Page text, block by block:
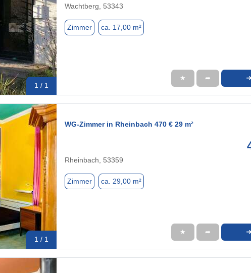
1 / 1
Wachtberg, 53343
Zimmer ca. 17,00 m²
★ ➦ ➜
1 / 1
WG-Zimmer in Rheinbach 470 € 29 m²
Rheinbach, 53359
Zimmer ca. 29,00 m²
★ ➦ ➜